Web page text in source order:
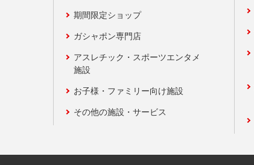
期間限定ショップ
ガシャポン専門店
アスレチック・スポーツエンタメ
施設
お子様・ファミリー向け施設
その他の施設・サービス